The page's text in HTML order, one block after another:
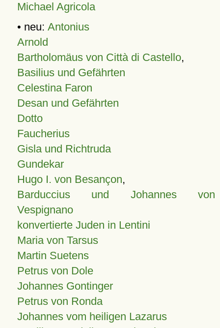
Michael Agricola
• neu: Antonius
Arnold
Bartholomäus von Città di Castello,
Basilius und Gefährten
Celestina Faron
Desan und Gefährten
Dotto
Faucherius
Gisla und Richtruda
Gundekar
Hugo I. von Besançon,
Barduccius und Johannes von
Vespignano
konvertierte Juden in Lentini
Maria von Tarsus
Martin Suetens
Petrus von Dole
Johannes Gontinger
Petrus von Ronda
Johannes vom heiligen Lazarus